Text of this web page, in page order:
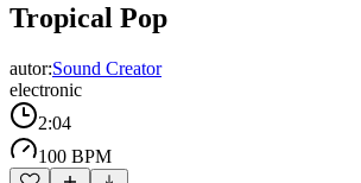
Tropical Pop
autor:Sound Creator
electronic
2:04
100 BPM